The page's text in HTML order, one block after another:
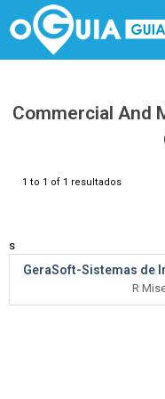
Commercial And
1 to 1 of 1 resultados
s
GeraSoft-Sistemas de
R